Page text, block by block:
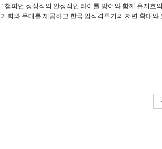
챔피언 정성직의 안정적인 타이틀 방어와 함께 유지
회와 무대를 제공하고 한국 입식격투기의 저변 확대